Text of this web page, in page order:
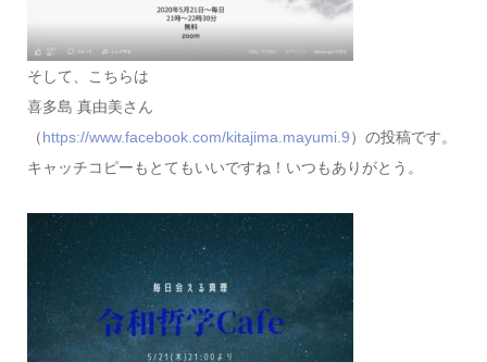
そして、こちらは
喜多島 真由美さん
（https://www.facebook.com/kitajima.mayumi.9）の投稿です。
キャッチコピーもとてもいいですね！いつもありがとう。